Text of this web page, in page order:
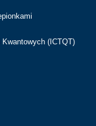
Kwantowych (ICTQT)